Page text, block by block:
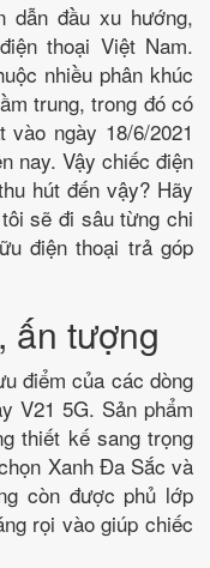
dẫn đầu xu hướng,
thoại Việt Nam.
nhiều phân khúc
trung, trong đó có
ngày 18/6/2021
nay. Vậy chiếc điện
hút đến vậy? Hãy
sẽ đi sâu từng chi
điện thoại trả góp
ấn tượng
điểm của các dòng
V21 5G. Sản phẩm
thiết kế sang trọng
Xanh Đa Sắc và
còn được phủ lớp
rọi vào giúp chiếc